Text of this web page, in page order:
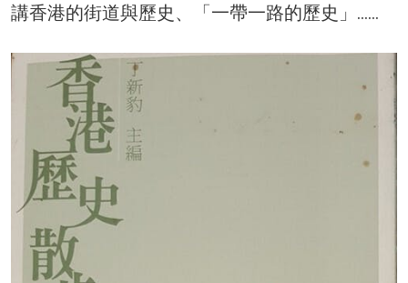
講香港的街道與歷史、「一帶一路的歷史」……